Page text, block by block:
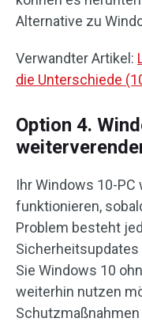
Alternative zu
Verwandter Artikel:
die Unterschiede
Option 4.
Ihr Windows 10-
funktionieren,
Problem besteht
Sie Windows 10
weiterhin nutzen